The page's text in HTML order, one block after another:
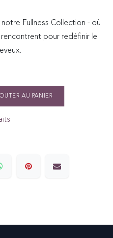
Fullness Collection - où
pour redéfinir le
AU PANIER